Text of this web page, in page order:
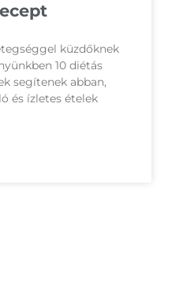
küzdőknek
10 diétás
segítenek abban,
és ízletes ételek